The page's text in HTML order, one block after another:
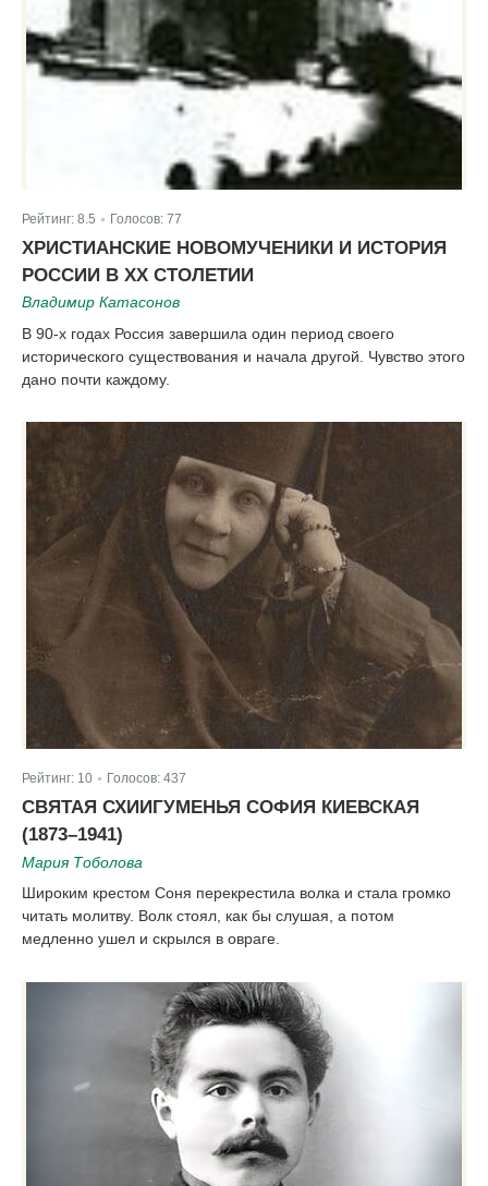
Рейтинг: 8.5 Голосов: 77
ХРИСТИАНСКИЕ НОВОМУЧЕНИКИ И ИСТОРИЯ
РОССИИ В XX СТОЛЕТИИ
Владимир Катасонов
В 90-х годах Россия завершила один период своего
исторического существования и начала другой. Чувство этого
дано почти каждому.
Рейтинг: 10 Голосов: 437
СВЯТАЯ СХИИГУМЕНЬЯ СОФИЯ КИЕВСКАЯ
(1873–1941)
Мария Тоболова
Широким крестом Соня перекрестила волка и стала громко
читать молитву. Волк стоял, как бы слушая, а потом
медленно ушел и скрылся в овраге.